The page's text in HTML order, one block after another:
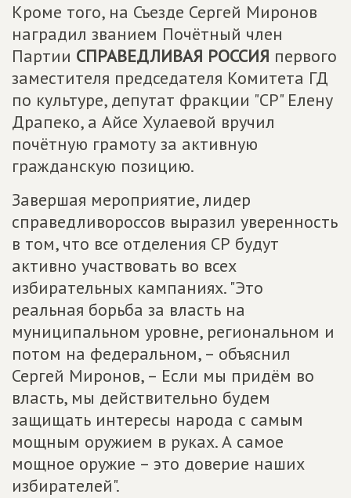
Кроме того, на Съезде Сергей Миронов
наградил званием Почётный член
Партии СПРАВЕДЛИВАЯ РОССИЯ первого
заместителя председателя Комитета ГД
по культуре, депутат фракции "СР" Елену
Драпеко, а Айсе Хулаевой вручил
почётную грамоту за активную
гражданскую позицию.
Завершая мероприятие, лидер
справедливороссов выразил уверенность
в том, что все отделения СР будут
активно участвовать во всех
избирательных кампаниях. "Это
реальная борьба за власть на
муниципальном уровне, региональном и
потом на федеральном, – объяснил
Сергей Миронов, – Если мы придём во
власть, мы действительно будем
защищать интересы народа с самым
мощным оружием в руках. А самое
мощное оружие – это доверие наших
избирателей".